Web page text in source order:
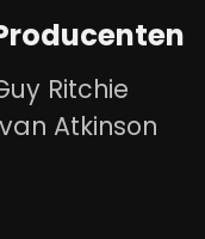
Ritchie
Atkinson